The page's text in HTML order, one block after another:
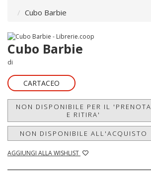
Cubo Barbie
Cubo Barbie
di
CARTACEO
NON DISPONIBILE PER IL 'PRENOTA
E RITIRA'
NON DISPONIBILE ALL'ACQUISTO
AGGIUNGI ALLA WISHLIST